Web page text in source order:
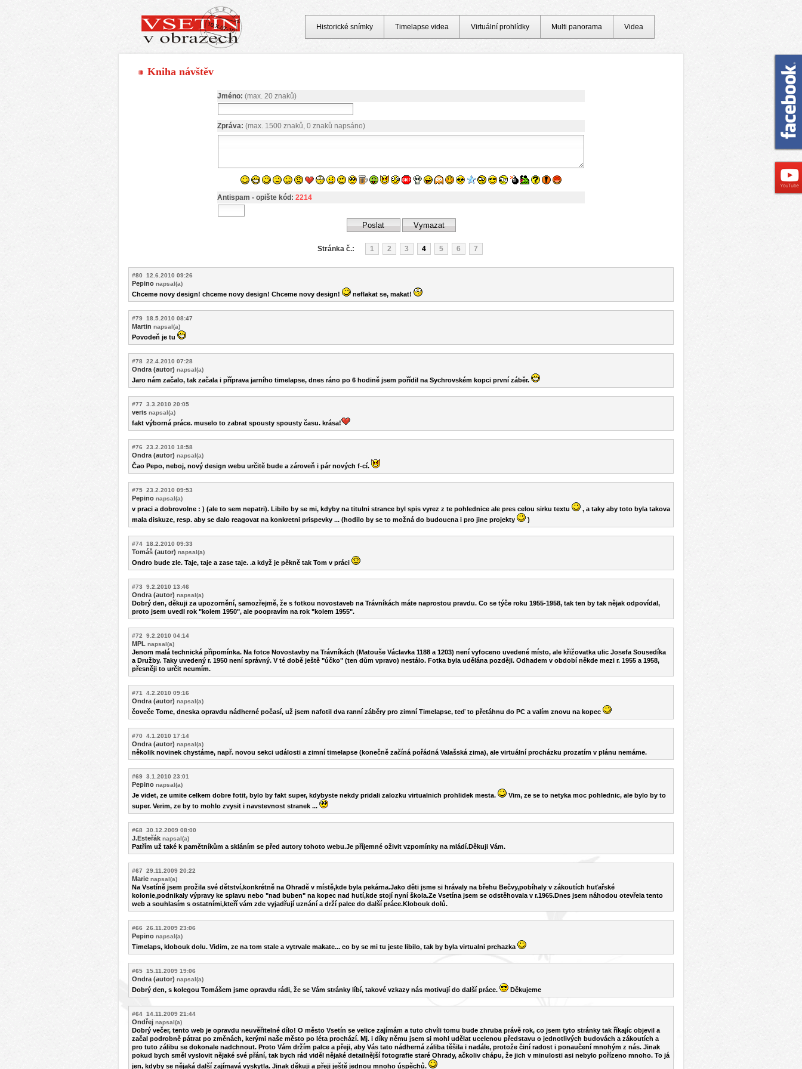
Kniha návštěv
Jméno: (max. 20 znaků)
Zpráva: (max. 1500 znaků, 0 znaků napsáno)
Antispam - opište kód: 2214
Stránka č.: 1 2 3 4 5 6 7
#80 12.6.2010 09:26
Pepinonapsal(a)
Chceme novy design! chceme novy design! Chceme novy design! neflakat se, makat!
#79 18.5.2010 08:47
Martin napsal(a)
Povodeň je tu
#78 22.4.2010 07:28
Ondra (autor) napsal(a)
Jaro nám začalo, tak začala i příprava jarního timelapse, dnes ráno po 6 hodině jsem pořídil na Sychrovském kopci první záběr.
#77 3.3.2010 20:05
verisnapsal(a)
fakt výborná práce. muselo to zabrat spousty spousty času. krása!
#76 23.2.2010 18:58
Ondra (autor) napsal(a)
Čao Pepo, neboj, nový design webu určitě bude a zároveň i pár nových f-cí.
#75 23.2.2010 09:53
Pepinonapsal(a)
v praci a dobrovolne : ) (ale to sem nepatri). Libilo by se mi, kdyby na titulni strance byl spis vyrez z te pohlednice ale pres celou sirku textu
, a taky aby toto byla takova
mala diskuze, resp. aby se dalo reagovat na konkretni prispevky ... (hodilo by se to možná do budoucna i pro jine projekty
)
#74 18.2.2010 09:33
Tomáš (autor) napsal(a)
Ondro bude zle. Taje, taje a zase taje. .a když je pěkně tak Tom v práci
#73 9.2.2010 13:46
Ondra (autor) napsal(a)
Dobrý den, děkuji za upozornění, samozřejmě, že s fotkou novostaveb na Trávníkách máte naprostou pravdu. Co se týče roku 1955-1958, tak ten by tak nějak odpovídal,
proto jsem uvedl rok "kolem 1950", ale poopravím na rok "kolem 1955".
#72 9.2.2010 04:14
MPL napsal(a)
Jenom malá technická připomínka. Na fotce Novostavby na Trávníkách (Matouše Václavka 1188 a 1203) není vyfoceno uvedené místo, ale křižovatka ulic Josefa Sousedíka
a Družby. Taky uvedený r. 1950 není správný. V té době ještě "účko" (ten dům vpravo) nestálo. Fotka byla udělána později. Odhadem v období někde mezi r. 1955 a 1958,
přesněji to určit neumím.
#71 4.2.2010 09:16
Ondra (autor) napsal(a)
čoveče Tome, dneska opravdu nádherné počasí, už jsem nafotil dva ranní záběry pro zimní Timelapse, teď to přetáhnu do PC a valím znovu na kopec
#70 4.1.2010 17:14
Ondra (autor) napsal(a)
několik novinek chystáme, např. novou sekci události a zimní timelapse (konečně začíná pořádná Valašská zima), ale virtuální procházku prozatím v plánu nemáme.
#69 3.1.2010 23:01
Pepinonapsal(a)
Je videt, ze umite celkem dobre fotit, bylo by fakt super, kdybyste nekdy pridali zalozku virtualnich prohlidek mesta.
Vim, ze se to netyka moc pohlednic, ale bylo by to
super. Verim, ze by to mohlo zvysit i navstevnost stranek ...
#68 30.12.2009 08:00
J.Esteřáknapsal(a)
Patřím už také k pamětníkům a skláním se před autory tohoto webu.Je příjemné oživit vzpomínky na mládí.Děkuji Vám.
#67 29.11.2009 20:22
Marienapsal(a)
Na Vsetíně jsem prožila své dětství,konkrétně na Ohradě v místě,kde byla pekárna.Jako děti jsme si hrávaly na břehu Bečvy,pobíhaly v zákoutích huťařské
kolonie,podnikaly výpravy ke splavu nebo "nad buben" na kopec nad hutí,kde stojí nyní škola.Ze Vsetína jsem se odstěhovala v r.1965.Dnes jsem náhodou otevřela tento
web a souhlasím s ostatními,kteří vám zde vyjadřují uznání a drží palce do další práce.Klobouk dolů.
#66 26.11.2009 23:06
Pepinonapsal(a)
Timelaps, klobouk dolu. Vidim, ze na tom stale a vytrvale makate... co by se mi tu jeste libilo, tak by byla virtualni prchazka
#65 15.11.2009 19:06
Ondra (autor) napsal(a)
Dobrý den, s kolegou Tomášem jsme opravdu rádi, že se Vám stránky líbí, takové vzkazy nás motivují do další práce. Děkujeme
#64 14.11.2009 21:44
Ondřejnapsal(a)
Dobrý večer, tento web je opravdu neuvěřitelné dílo! O město Vsetín se velice zajímám a tuto chvíli tomu bude zhruba právě rok, co jsem tyto stránky tak říkajíc objevil a
začal podrobně pátrat po změnách, kerými naše město po léta prochází. Mj. i díky němu jsem si mohl udělat ucelenou představu o jednotlivých budovách a zákoutích a
pro tuto zálibu se dokonale nadchnout. Proto Vám držím palce a přeji, aby Vás tato nádherná záliba těšila i nadále, protože činí radost i ponaučení mnohým z nás. Jinak
pokud bych směl vyslovit nějaké své přání, tak bych rád viděl nějaké detailnější fotografie staré Ohrady, ačkoliv chápu, že jich v minulosti asi nebylo pořízeno mnoho. To já
jen, kdyby se nějaká další zajímavá vyskytla. Jinak děkuji a přeji ještě jednou mnoho úspěchů.
Historické snímky Timelapse videa Virtuální prohlídky Multi panorama Videa